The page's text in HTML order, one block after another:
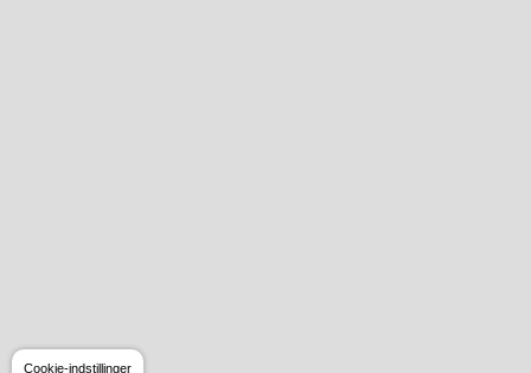
Cookie-indstillinger